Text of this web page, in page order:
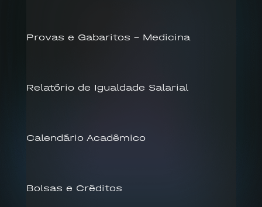
Provas e Gabaritos – Medicina
Relatório de Igualdade Salarial
Calendário Acadêmico
Bolsas e Créditos